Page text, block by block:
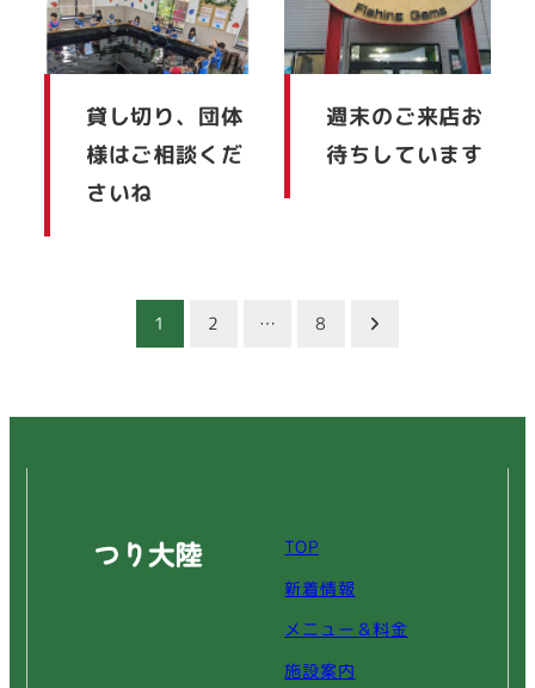
貸し切り、団体
様はご相談くだ
さいね
週末のご来店お
待ちしています
の
1 2 … 8
TOP
新着情報
メニュー＆料金
施設案内